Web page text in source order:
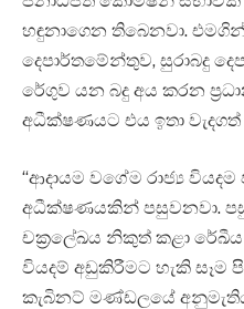
හඳුනාගෙන තිබෙනවා.
දෙපාර්තමේන්තුව, සුරාබදු
රේගුව යන බදු අය කරන
අධීක්ෂණයට එය ඉතා වැදගත්
“ආදායම වගේම රාජ්‍ය වියදම
අධීක්ෂණයකින් පසුවනවා.
චක්‍රලේඛය නිකුත් කළා
වියදම් අඩුකිරීමට හැකි සෑම
කැබිනට් මණ්ඩලයේ